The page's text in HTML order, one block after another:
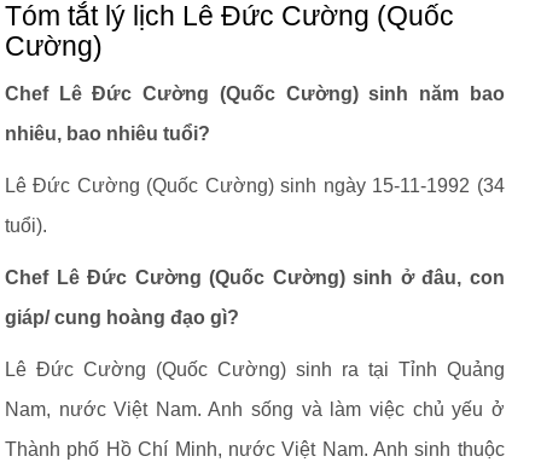
Tóm tắt lý lịch Lê Đức Cường (Quốc
Cường)
Chef Lê Đức Cường (Quốc Cường) sinh năm bao
nhiêu, bao nhiêu tuổi?
Lê Đức Cường (Quốc Cường) sinh ngày 15-11-1992 (34
tuổi).
Chef Lê Đức Cường (Quốc Cường) sinh ở đâu, con
giáp/ cung hoàng đạo gì?
Lê Đức Cường (Quốc Cường) sinh ra tại Tỉnh Quảng
Nam, nước Việt Nam. Anh sống và làm việc chủ yếu ở
Thành phố Hồ Chí Minh, nước Việt Nam. Anh sinh thuộc